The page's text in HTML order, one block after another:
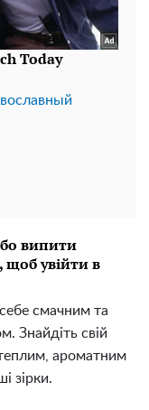
випити
щоб увійти в
смачним та
Знайдіть свій
ароматним
зірки.